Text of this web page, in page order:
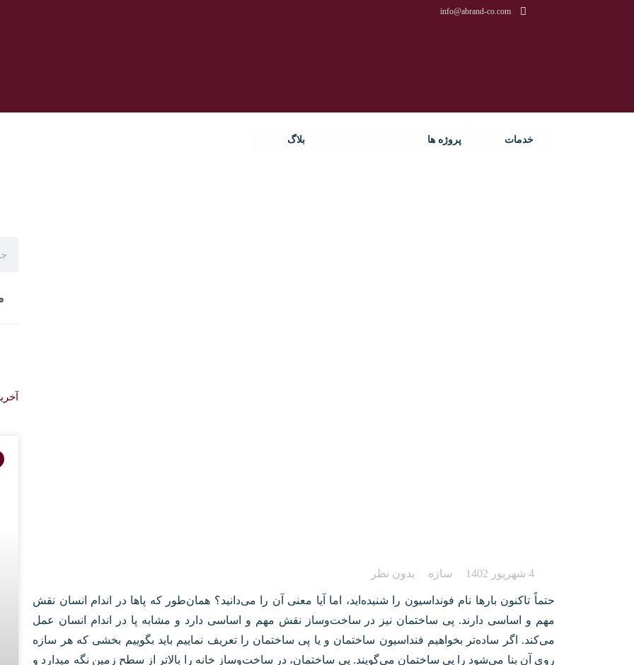
info@abrand-co.com
خدمات پروژه ها بلاگ
4 شهریور 1402 سازه بدون نظر
حتماً تاکنون بارها نام فونداسیون را شنیده‌اید، اما آیا معنی آن را می‌دانید؟ همان‌طور که پاها در اندام انسان نقش
مهم و اساسی دارند. پی ساختمان نیز در ساخت‌وساز نقش مهم و اساسی دارد و مشابه پا در اندام انسان عمل
می‌کند. اگر ساده‌تر بخواهیم فنداسیون ساختمان و یا پی ساختمان را تعریف نماییم باید بگوییم بخشی که هر سازه
روی آن بنا می‌شود را پی ساختمان می‌گویند‌. پی ساختمان، در ساخت‌وساز خانه را بالاتر از سطح زمین نگه میدارد و